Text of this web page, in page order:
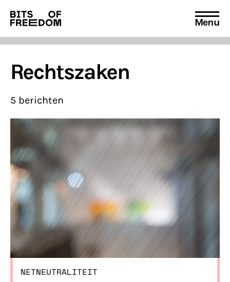
Search
for:
Menu
Rechtszaken
5 berichten
NETNEUTRALITEIT